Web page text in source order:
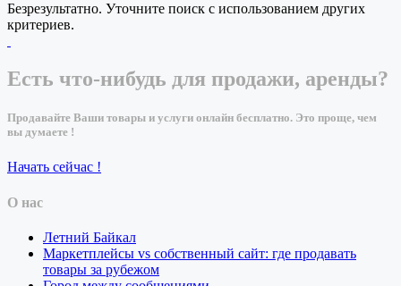
Безрезультатно. Уточните поиск с использованием других
критериев.
Есть что-нибудь для продажи, аренды?
Продавайте Ваши товары и услуги онлайн бесплатно. Это проще, чем
вы думаете !
Начать сейчас !
О нас
Летний Байкал
Маркетплейсы vs собственный сайт: где продавать
товары за рубежом